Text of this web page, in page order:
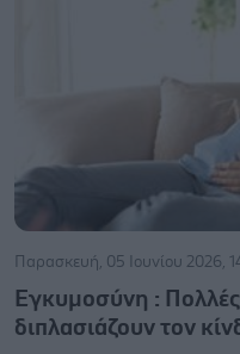
Παρασκευή, 05 Ιουνίου 2026,
Εγκυμοσύνη :
διπλασιάζουν τον